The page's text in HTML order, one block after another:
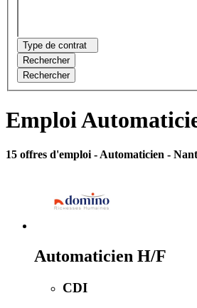
Type de contrat
Rechercher
Rechercher
Emploi
15 offres d'emploi - Automaticien -
Automaticien H/F
CDI